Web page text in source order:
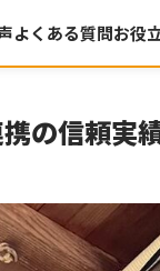
よくある質問お役
の信頼実